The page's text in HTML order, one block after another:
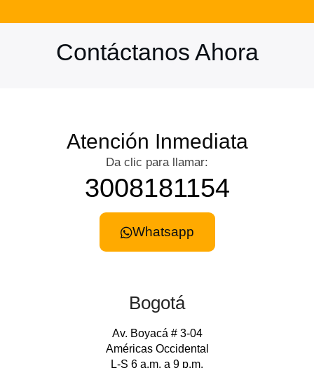
Contáctanos Ahora
Atención Inmediata
Da clic para llamar:
3008181154
Whatsapp
Bogotá
Av. Boyacá # 3-04
Américas Occidental
L-S 6 a.m. a 9 p.m.